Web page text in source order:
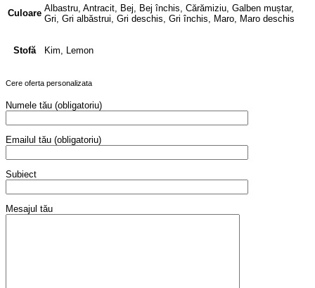
Culoare Albastru, Antracit, Bej, Bej închis, Cărămiziu, Galben muștar,
Gri, Gri albăstrui, Gri deschis, Gri închis, Maro, Maro deschis
Stofă Kim, Lemon
Cere oferta personalizata
Numele tău (obligatoriu)
Emailul tău (obligatoriu)
Subiect
Mesajul tău